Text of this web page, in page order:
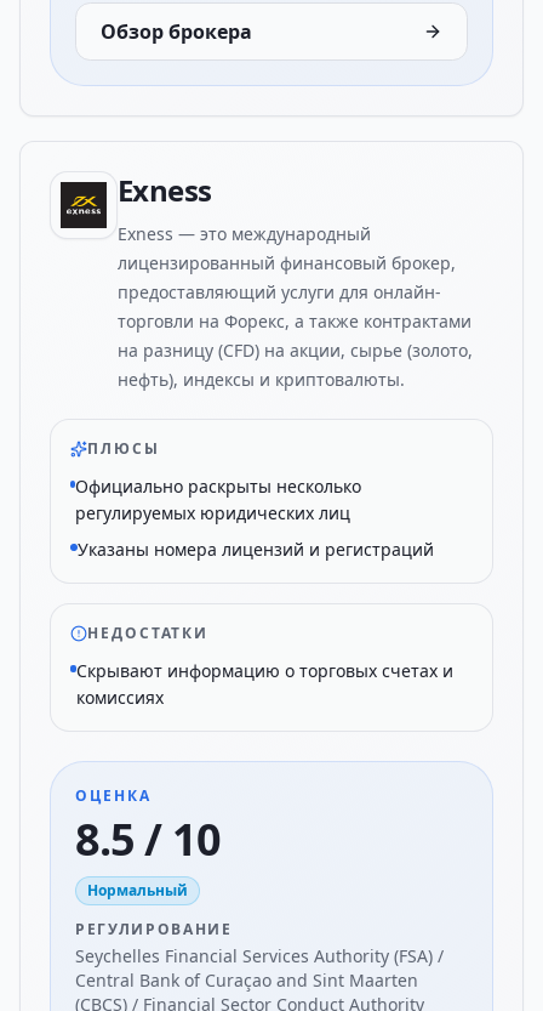
Обзор брокера
Exness
Exness — это международный
лицензированный финансовый брокер,
предоставляющий услуги для онлайн-
торговли на Форекс, а также контрактами
на разницу (CFD) на акции, сырье (золото,
нефть), индексы и криптовалюты.
ПЛЮСЫ
Официально раскрыты несколько
регулируемых юридических лиц
Указаны номера лицензий и регистраций
НЕДОСТАТКИ
Скрывают информацию о торговых счетах и
комиссиях
ОЦЕНКА
8.5 / 10
Нормальный
РЕГУЛИРОВАНИЕ
Seychelles Financial Services Authority (FSA) /
Central Bank of Curaçao and Sint Maarten
(CBCS) / Financial Sector Conduct Authority